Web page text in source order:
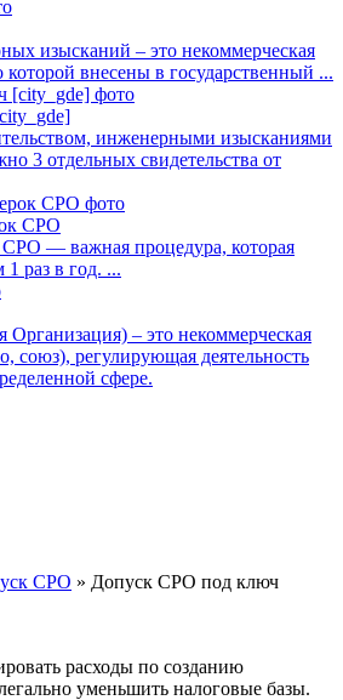
изысканий – это некоммерческая
которой внесены в государственный ...
инженерными изысканиями
3 отдельных свидетельства от
СРО
— важная процедура, которая
раз в год. ...
– это некоммерческая
союз), регулирующая деятельность
сфере.
СРО » Допуск СРО под ключ
расходы по созданию
уменьшить налоговые базы.